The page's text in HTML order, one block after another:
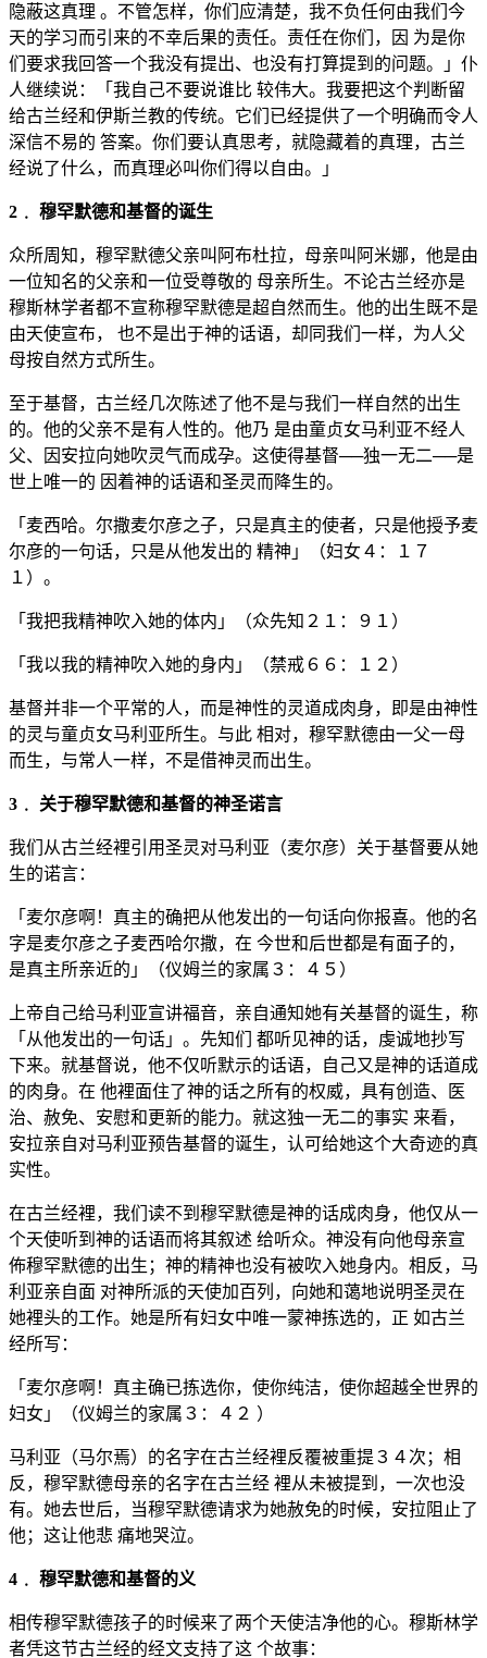
隐蔽这真理 。不管怎样，你们应清楚，我不负任何由我们今
天的学习而引来的不幸后果的责任。责任在你们，因 为是你
们要求我回答一个我没有提出、也没有打算提到的问题。」仆
人继续说：「我自己不要说谁比 较伟大。我要把这个判断留
给古兰经和伊斯兰教的传统。它们已经提供了一个明确而令人
深信不易的 答案。你们要认真思考，就隐藏着的真理，古兰
经说了什么，而真理必叫你们得以自由。」
2﹒ 穆罕默德和基督的诞生
众所周知，穆罕默德父亲叫阿布杜拉，母亲叫阿米娜，他是由
一位知名的父亲和一位受尊敬的 母亲所生。不论古兰经亦是
穆斯林学者都不宣称穆罕默德是超自然而生。他的出生既不是
由天使宣布， 也不是出于神的话语，却同我们一样，为人父
母按自然方式所生。
至于基督，古兰经几次陈述了他不是与我们一样自然的出生
的。他的父亲不是有人性的。他乃 是由童贞女马利亚不经人
父、因安拉向她吹灵气而成孕。这使得基督──独一无二──是
世上唯一的 因着神的话语和圣灵而降生的。
「麦西哈。尔撒麦尔彦之子，只是真主的使者，只是他授予麦
尔彦的一句话，只是从他发出的 精神」（妇女４：１７
１）。
「我把我精神吹入她的体内」（众先知２１：９１）
「我以我的精神吹入她的身内」（禁戒６６：１２）
基督并非一个平常的人，而是神性的灵道成肉身，即是由神性
的灵与童贞女马利亚所生。与此 相对，穆罕默德由一父一母
而生，与常人一样，不是借神灵而出生。
3﹒ 关于穆罕默德和基督的神圣诺言
我们从古兰经裡引用圣灵对马利亚（麦尔彦）关于基督要从她
生的诺言：
「麦尔彦啊！真主的确把从他发出的一句话向你报喜。他的名
字是麦尔彦之子麦西哈尔撒，在 今世和后世都是有面子的，
是真主所亲近的」（仪姆兰的家属３：４５）
上帝自己给马利亚宣讲福音，亲自通知她有关基督的诞生，称
「从他发出的一句话」。先知们 都听见神的话，虔诚地抄写
下来。就基督说，他不仅听默示的话语，自己又是神的话道成
的肉身。在 他裡面住了神的话之所有的权威，具有创造、医
治、赦免、安慰和更新的能力。就这独一无二的事实 来看，
安拉亲自对马利亚预告基督的诞生，认可给她这个大奇迹的真
实性。
在古兰经裡，我们读不到穆罕默德是神的话成肉身，他仅从一
个天使听到神的话语而将其叙述 给听众。神没有向他母亲宣
佈穆罕默德的出生；神的精神也没有被吹入她身内。相反，马
利亚亲自面 对神所派的天使加百列，向她和蔼地说明圣灵在
她裡头的工作。她是所有妇女中唯一蒙神拣选的，正 如古兰
经所写：
「麦尔彦啊！真主确已拣选你，使你纯洁，使你超越全世界的
妇女」（仪姆兰的家属３：４２ ）
马利亚（马尔焉）的名字在古兰经裡反覆被重提３４次；相
反，穆罕默德母亲的名字在古兰经 裡从未被提到，一次也没
有。她去世后，当穆罕默德请求为她赦免的时候，安拉阻止了
他；这让他悲 痛地哭泣。
4﹒ 穆罕默德和基督的义
相传穆罕默德孩子的时候来了两个天使洁净他的心。穆斯林学
者凭这节古兰经的经文支持了这 个故事：